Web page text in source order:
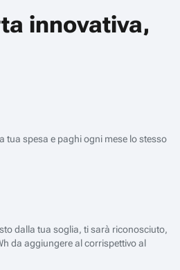
innovativa,
tua spesa e paghi ogni mese lo stesso
dalla tua soglia, ti sarà riconosciuto,
da aggiungere al corrispettivo al